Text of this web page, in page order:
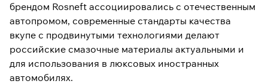
брендом Rosneft ассоциировались с отечественным
автопромом, современные стандарты качества
вкупе с продвинутыми технологиями делают
российские смазочные материалы актуальными и
для использования в люксовых иностранных
автомобилях.